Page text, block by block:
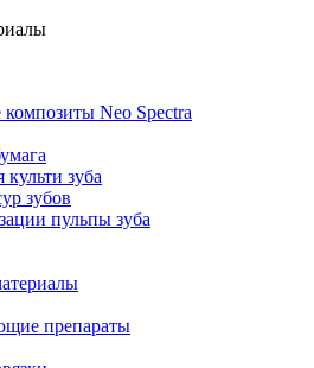
Neo Spectra
зуба
зубов
пульпы зуба
препараты